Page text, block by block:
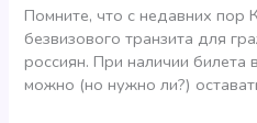
Помните, что с недавних пор
безвизового транзита для
россиян. При наличии билета
можно (но нужно ли?)